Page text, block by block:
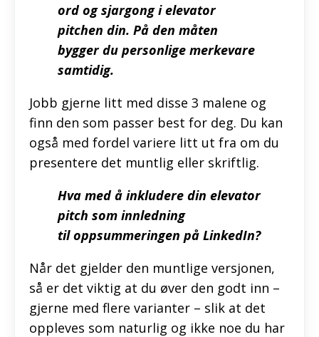
ord og sjargong i elevator
pitchen din. På den måten
bygger du personlige merkevare
samtidig.
Jobb gjerne litt med disse 3 malene og
finn den som passer best for deg. Du kan
også med fordel variere litt ut fra om du
presentere det muntlig eller skriftlig.
Hva med å inkludere din elevator
pitch som innledning
til oppsummeringen på LinkedIn?
Når det gjelder den muntlige versjonen,
så er det viktig at du øver den godt inn –
gjerne med flere varianter – slik at det
oppleves som naturlig og ikke noe du har